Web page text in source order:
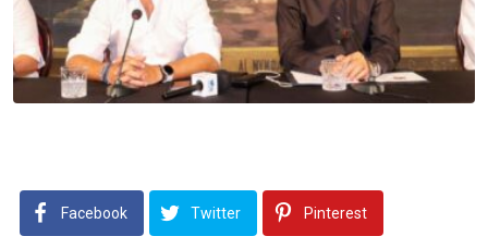
Facebook Twitter Pinterest